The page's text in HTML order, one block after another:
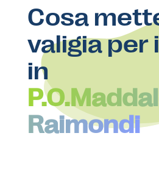
Cosa
valigia per
in
Raimondi